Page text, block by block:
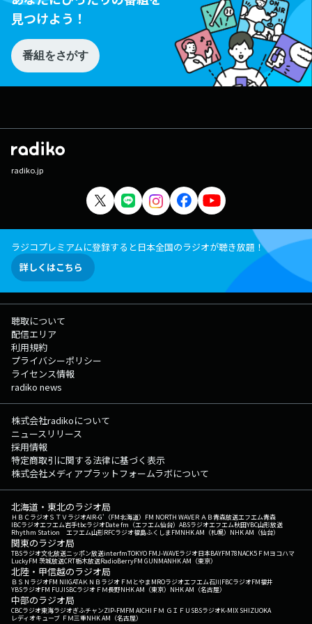
見つけよう！
番組をさがす
radiko.jp
ラジコプレミアムに登録すると日本全国のラジオが聴き放題！
詳しくはこちら
聴取について
配信エリア
利用規約
プライバシーポリシー
ライセンス情報
radiko news
株式会社radikoについて
ニュースリリース
採用情報
特定商取引に関する法律に基づく表示
株式会社メディアプラットフォームラボについて
北海道・東北のラジオ局
ＨＢＣラジオＳＴＶラジオAIR-G'（FM北海道） FM NORTH WAVEＲＡＢ青森放送エフエム青森
IBCラジオエフエム岩手tbcラジオDate fm（エフエム仙台） ABSラジオエフエム秋田YBC山形放送
Rhythm Station エフエム山形RFCラジオ福島ふくしまFMNHK AM（札幌） NHK AM（仙台）
関東のラジオ局
TBSラジオ文化放送ニッポン放送interfmTOKYO FMJ-WAVEラジオ日本BAYFM78NACK5 ＦＭヨコハマ
LuckyFM 茨城放送CRT栃木放送RadioBerryFM GUNMANHK AM（東京）
北陸・甲信越のラジオ局
ＢＳＮラジオFM NIIGATAＫＮＢラジオ ＦＭとやまMROラジオエフエム石川FBCラジオFM福井
YBSラジオFM FUJISBCラジオ ＦＭ長野NHK AM（東京） NHK AM（名古屋）
中部のラジオ局
CBCラジオ東海ラジオぎふチャンZIP-FMFM AICHI ＦＭ ＧＩＦＵ SBSラジオK-MIX SHIZUOKA
レディオキューブ ＦＭ三重NHK AM（名古屋）